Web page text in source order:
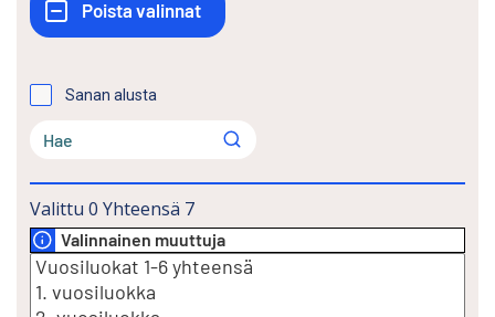
Sanan alusta
Valittu 0 Yhteensä 7
Valinnainen muuttuja